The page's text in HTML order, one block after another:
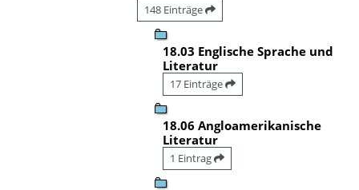
148 Einträge
18.03 Englische Sprache und
Literatur
17 Einträge
18.06 Angloamerikanische
Literatur
1 Eintrag